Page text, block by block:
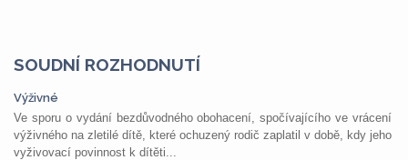
SOUDNÍ ROZHODNUTÍ
Výživné
Ve sporu o vydání bezdůvodného obohacení, spočívajícího ve vrácení
výživného na zletilé dítě, které ochuzený rodič zaplatil v době, kdy jeho
vyživovací povinnost k dítěti...